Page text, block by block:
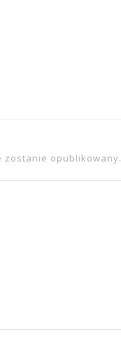
zostanie opublikowany.